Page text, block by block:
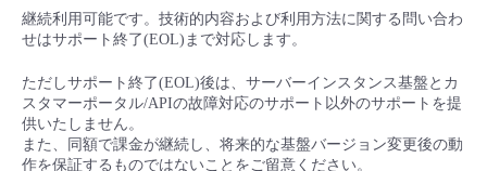
モニタリング/監査
サポート
管理機能
IoT
モニタリング/監査
サポート
クラウド/サーバー
ネットワーク
IoT
- 管理機能
■ セットアップガイド
- 新規お申し込み方法
- バックアップ
- セキュリティ・監査
- データと分析
故障/メンテナンス情報
サービス稼働状況
故障/メンテナンス履歴
パートナー
継続利用可能です。技術的内容および利用方法に関する問い合わ
せはサポート終了(EOL)まで対応します。
ただしサポート終了(EOL)後は、サーバーインスタンス基盤とカ
スタマーポータル/APIの故障対応のサポート以外のサポートを提
供いたしません。
また、同額で課金が継続し、将来的な基盤バージョン変更後の動
作を保証するものではないことをご留意ください。